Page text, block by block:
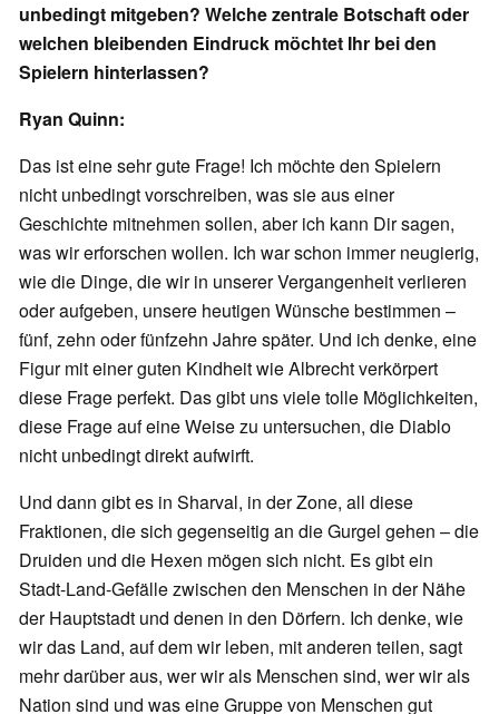
unbedingt mitgeben? Welche zentrale Botschaft oder
welchen bleibenden Eindruck möchtet Ihr bei den
Spielern hinterlassen?
Ryan Quinn:
Das ist eine sehr gute Frage! Ich möchte den Spielern
nicht unbedingt vorschreiben, was sie aus einer
Geschichte mitnehmen sollen, aber ich kann Dir sagen,
was wir erforschen wollen. Ich war schon immer neugierig,
wie die Dinge, die wir in unserer Vergangenheit verlieren
oder aufgeben, unsere heutigen Wünsche bestimmen –
fünf, zehn oder fünfzehn Jahre später. Und ich denke, eine
Figur mit einer guten Kindheit wie Albrecht verkörpert
diese Frage perfekt. Das gibt uns viele tolle Möglichkeiten,
diese Frage auf eine Weise zu untersuchen, die Diablo
nicht unbedingt direkt aufwirft.
Und dann gibt es in Sharval, in der Zone, all diese
Fraktionen, die sich gegenseitig an die Gurgel gehen – die
Druiden und die Hexen mögen sich nicht. Es gibt ein
Stadt-Land-Gefälle zwischen den Menschen in der Nähe
der Hauptstadt und denen in den Dörfern. Ich denke, wie
wir das Land, auf dem wir leben, mit anderen teilen, sagt
mehr darüber aus, wer wir als Menschen sind, wer wir als
Nation sind und was eine Gruppe von Menschen gut